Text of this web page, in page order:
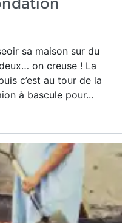
sa maison sur du
on creuse ! La
c’est au tour de la
à bascule pour...